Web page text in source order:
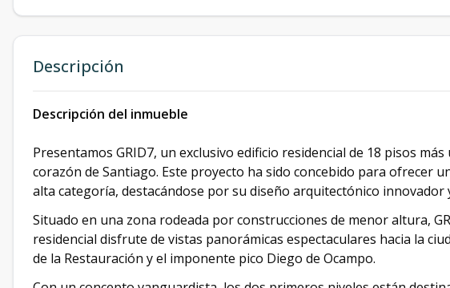
Descripción
Descripción del inmueble
Presentamos GRID7, un exclusivo edificio residencial de 18 pisos
corazón de Santiago. Este proyecto ha sido concebido para ofrecer
alta categoría, destacándose por su diseño arquitectónico innovador
Situado en una zona rodeada por construcciones de menor altura,
residencial disfrute de vistas panorámicas espectaculares hacia la
de la Restauración y el imponente pico Diego de Ocampo.